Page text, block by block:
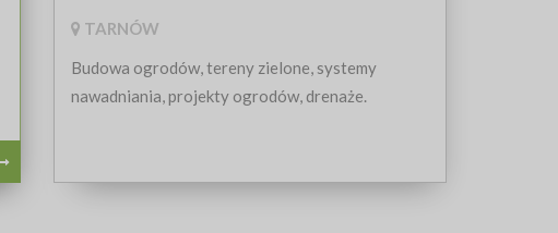
TARNÓW
Budowa ogrodów, tereny zielone, systemy
nawadniania, projekty ogrodów, drenaże.